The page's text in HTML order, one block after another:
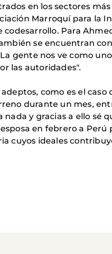
en los sectores
Marroquí para la
Para
se encuentran
gente nos ve como
las autoridades".
como es el caso
durante un mes,
y gracias a ello sé
en febrero a
cuyos ideales